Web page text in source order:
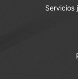
Servicios